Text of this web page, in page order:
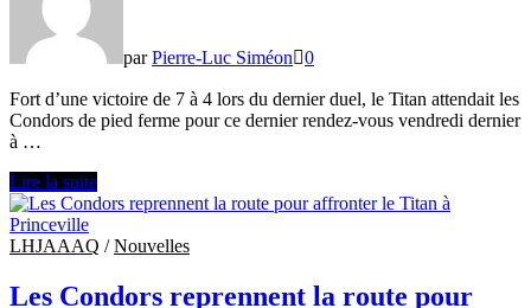
parPierre-Luc Siméon 0
Fort d’une victoire de 7 à 4 lors du dernier duel, le Titan attendait les
Condors de pied ferme pour ce dernier rendez-vous vendredi dernier
à …
Le
Titan
freine
les
en
Lire la suite
LHJAAAQ /Nouvelles
Les Condors reprennent la route pour